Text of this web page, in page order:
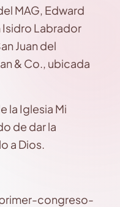
MAG, Edward
Isidro Labrador
Juan del
& Co., ubicada
la Iglesia Mi
de dar la
a Dios.
congreso-